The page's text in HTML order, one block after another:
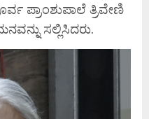
ಪ್ರಾಂಶುಪಾಲೆ ತ್ರಿವೇಣಿ
ಸಲ್ಲಿಸಿದರು.